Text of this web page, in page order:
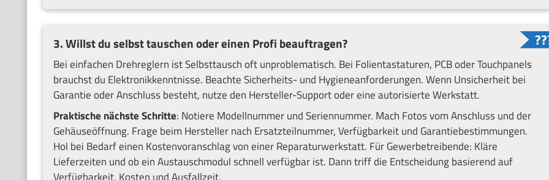
3. Willst du selbst tauschen oder einen Profi beauftragen?
Bei einfachen Drehreglern ist Selbsttausch oft unproblematisch. Bei Folientastaturen, PCB oder Touchpanels
brauchst du Elektronikkenntnisse. Beachte Sicherheits- und Hygieneanforderungen. Wenn Unsicherheit bei
Garantie oder Anschluss besteht, nutze den Hersteller-Support oder eine autorisierte Werkstatt.
Praktische nächste Schritte: Notiere Modellnummer und Seriennummer. Mach Fotos vom Anschluss und der
Gehäuseöffnung. Frage beim Hersteller nach Ersatzteilnummer, Verfügbarkeit und Garantiebestimmungen.
Hol bei Bedarf einen Kostenvoranschlag von einer Reparaturwerkstatt. Für Gewerbetreibende: Kläre
Lieferzeiten und ob ein Austauschmodul schnell verfügbar ist. Dann triff die Entscheidung basierend auf
Verfügbarkeit, Kosten und Ausfallzeit.